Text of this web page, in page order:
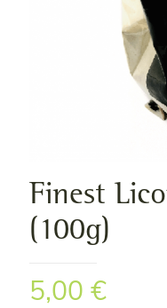
Finest
(100g)
5,00 €